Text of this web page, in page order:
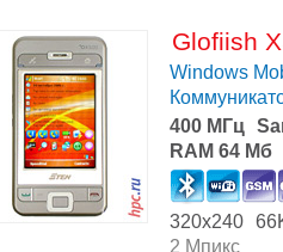
Glofiish
Windows
400 МГц
RAM 64 Мб
320x240
2 Мпикс